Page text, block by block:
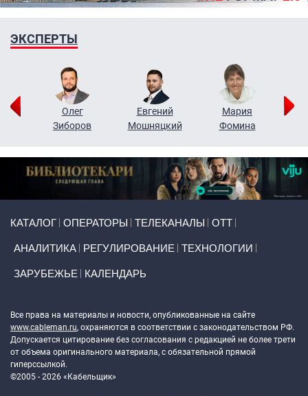
ЭКСПЕРТЫ
Олег
Зиборов
Евгений
Мошняцкий
Мария
Фомина
КАТАЛОГ ОПЕРАТОРЫ ТЕЛЕКАНАЛЫ ОТТ
АНАЛИТИКА РЕГУЛИРОВАНИЕ ТЕХНОЛОГИИ
ЗАРУБЕЖЬЕ КАЛЕНДАРЬ
Все права на материалы и новости, опубликованные на сайте
www.cableman.ru, охраняются в соответствии с законодательством РФ.
Допускается цитирование без согласования с редакцией не более трети
от объема оригинального материала, с обязательной прямой
гиперссылкой.
©2005 - 2026 «Кабельщик»